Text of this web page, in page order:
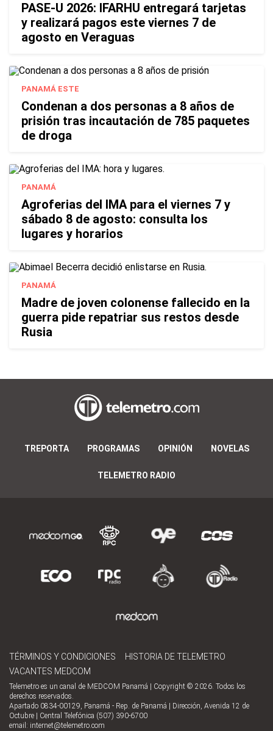
PASE-U 2026: IFARHU entregará tarjetas
y realizará pagos este viernes 7 de
agosto en Veraguas
PANAMÁ ESTE
Condenan a dos personas a 8 años de
prisión tras incautación de 785 paquetes
de droga
PANAMÁ
Agroferias del IMA para el viernes 7 y
sábado 8 de agosto: consulta los
lugares y horarios
PANAMÁ
Madre de joven colonense fallecido en la
guerra pide repatriar sus restos desde
Rusia
TREPORTA PROGRAMAS OPINIÓN NOVELAS
TELEMETRO RADIO
TÉRMINOS Y CONDICIONES
HISTORIA DE TELEMETRO
VACANTES MEDCOM
Telemetro es un canal de MEDCOM Panamá | Copyright © 2026. Todos los
derechos reservados.
Apartado 0834-00129, Panamá - Rep. de Panamá | Dirección, Avenida 12 de
Octubre | Central Telefónica (507) 390-6700
email: internet@telemetro.com